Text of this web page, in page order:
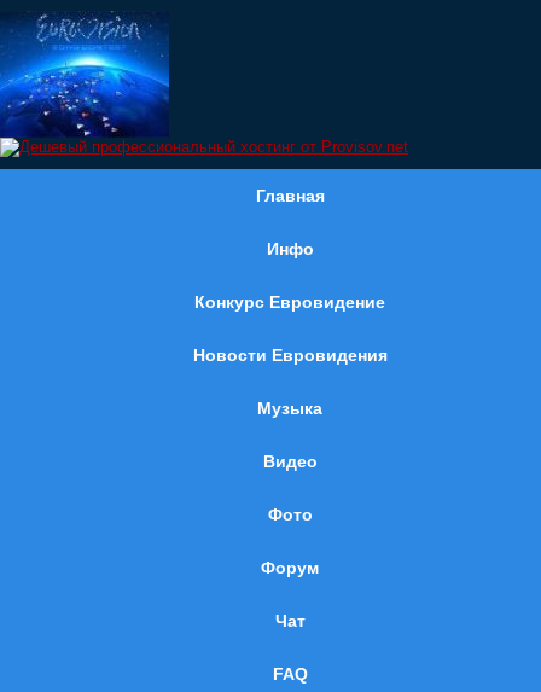
Главная
Инфо
Конкурс Евровидение
Новости Евровидения
Музыка
Видео
Фото
Форум
Чат
FAQ